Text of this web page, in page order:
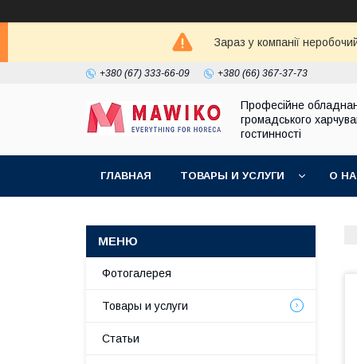
Зараз у компанії
+380 (67) 333-66-09 +380 (66) 367-37-73
Професійне
громадського
гостинності
ГЛАВНАЯ ТОВАРЫ И УСЛУГИ О
Фотогалерея
Товары и услуги
Статьи